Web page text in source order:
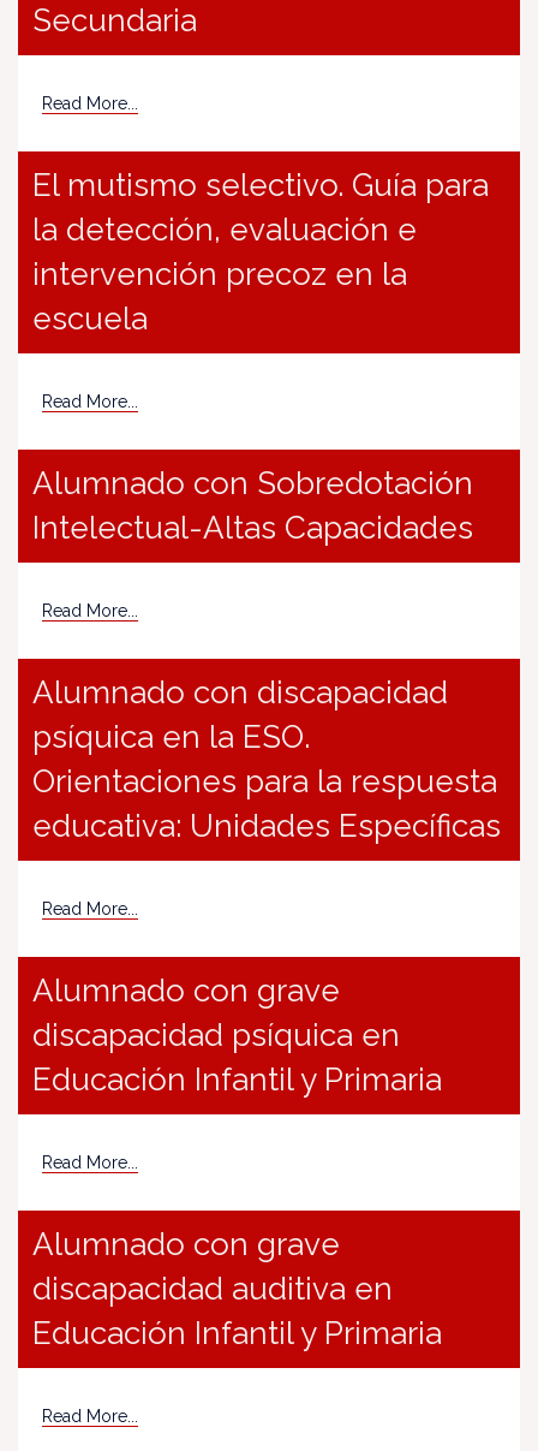
Secundaria
Read More...
El mutismo selectivo. Guía para
la detección, evaluación e
intervención precoz en la
escuela
Read More...
Alumnado con Sobredotación
Intelectual-Altas Capacidades
Read More...
Alumnado con discapacidad
psíquica en la ESO.
Orientaciones para la respuesta
educativa: Unidades Específicas
Read More...
Alumnado con grave
discapacidad psíquica en
Educación Infantil y Primaria
Read More...
Alumnado con grave
discapacidad auditiva en
Educación Infantil y Primaria
Read More...